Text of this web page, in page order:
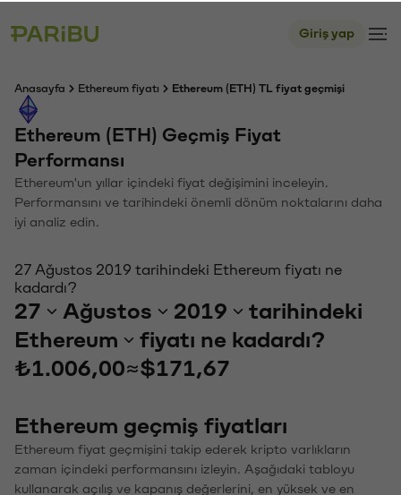
Giriş yap
Anasayfa Ethereum fiyatı Ethereum (ETH) TL fiyat geçmişi
Ethereum (ETH) Geçmiş Fiyat
Performansı
Ethereum'un yıllar içindeki fiyat değişimini inceleyin.
Performansını ve tarihindeki önemli dönüm noktalarını daha
iyi analiz edin.
27 Ağustos 2019 tarihindeki Ethereum fiyatı ne
kadardı?
27 Ağustos 2019
tarihindeki
Ethereum
fiyatı ne kadardı?
₺1.006,00≈$171,67
Ethereum geçmiş fiyatları
Ethereum fiyat geçmişini takip ederek kripto varlıkların
zaman içindeki performansını izleyin. Aşağıdaki tabloyu
kullanarak açılış ve kapanış değerlerini, en yüksek ve en